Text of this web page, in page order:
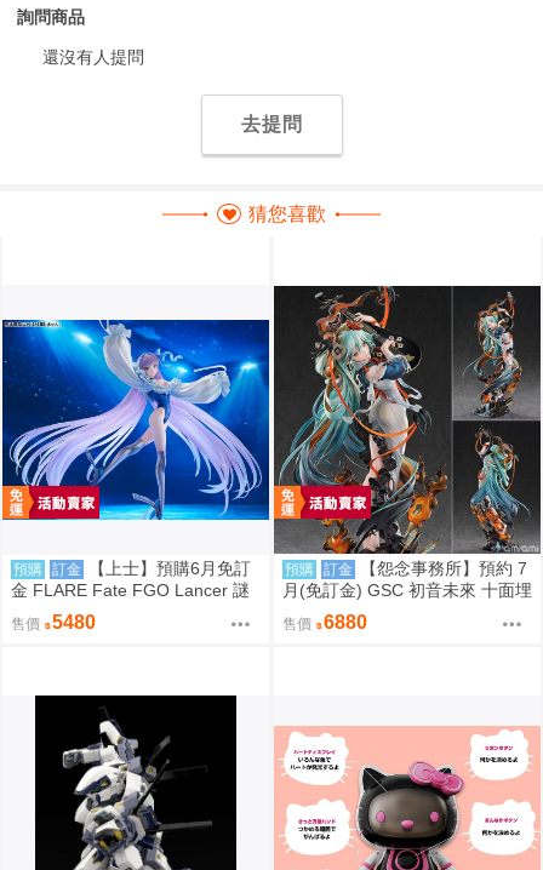
詢問商品
還沒有人提問
去提問
猜您喜歡
預購 訂金
【上士】預購6月免訂
金 FLARE Fate FGO Lancer 謎
之 Alter Ego ・Λ 第二再臨 0922
售價 5480
預購 訂金
【怨念事務所】預約 7
月(免訂金) GSC 初音未來 十面埋
伏Ver 1/7 再版 0906
售價 6880